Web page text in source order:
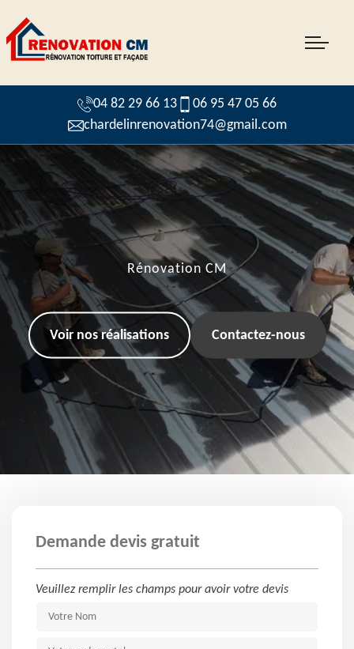
04 82 29 66 13
06 95 47 05 66
chardelinrenovation74@gmail.com
Rénovation CM
Voir nos réalisations Contactez-nous
Demande devis gratuit
Veuillez remplir les champs pour avoir votre devis